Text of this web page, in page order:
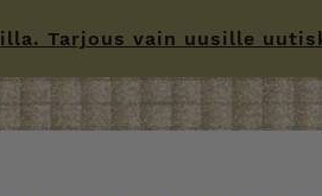
Tarjous vain uusille